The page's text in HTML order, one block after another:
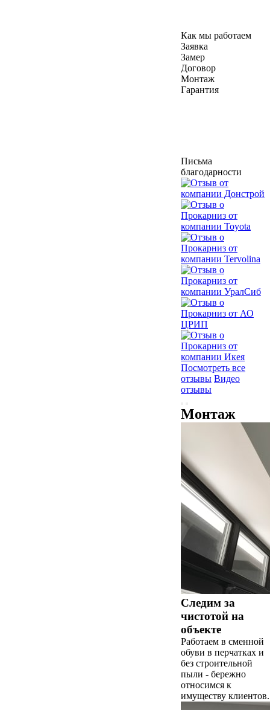
Как мы работаем
Заявка
Замер
Договор
Монтаж
Гарантия
Письма
благодарности
Посмотреть все
отзывы Видео
отзывы
Монтаж
Следим за
чистотой на
объекте
Работаем в сменной
обуви в перчатках и
без строительной
пыли - бережно
относимся к
имуществу клиентов.